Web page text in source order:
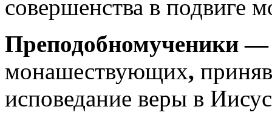
совершенства в подвиге
Преподобномученики —
монашествующих,
исповедание веры в